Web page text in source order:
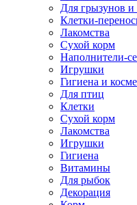
Для грызунов и
Клетки-
Лакомства
Сухой корм
Наполнители-
Игрушки
Гигиена и
Для птиц
Клетки
Сухой корм
Лакомства
Игрушки
Гигиена
Витамины
Для рыбок
Декорация